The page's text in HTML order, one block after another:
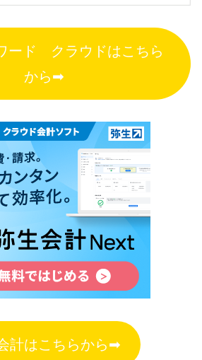
ード クラウドはこちら
から➡
計はこちらから➡